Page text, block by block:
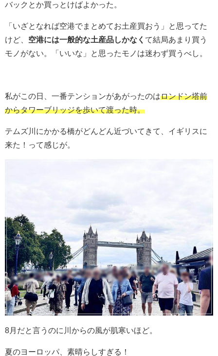
バックとか買っとけばよかった。
「いざとなれば空港でまとめてお土産買おう」と思ってた
けど、 空港には一般的な土産品しかなく て結局あまり買う
モノがない。「いいな」と思ったモノは迷わず買うべし。
私がこの日、一番テンションがあがったのはロンドン塔前
からタワーブリッジを歩いて渡った時。
テムズ川にかかる橋がどんどん近づいてきて、イギリスに
来た！って感じが。
8月だと言うのに川からの風が肌寒いほど。
夏のヨーロッパ、素晴らしすぎる！